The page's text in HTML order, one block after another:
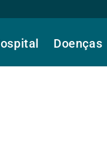
Hospital Doenças